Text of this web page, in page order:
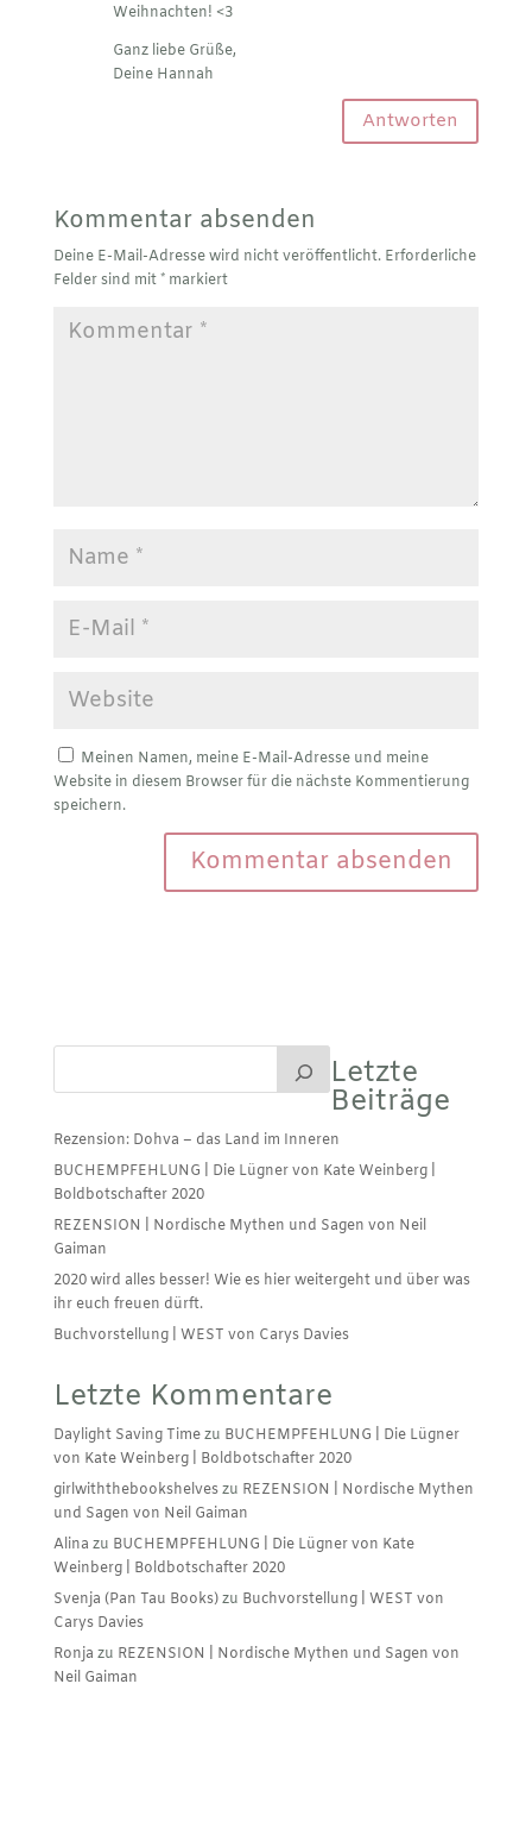
Weihnachten! <3
Ganz liebe Grüße,
Deine Hannah
Antworten
Kommentar absenden
Deine E-Mail-Adresse wird nicht veröffentlicht. Erforderliche
Felder sind mit*markiert
Meinen Namen, meine E-Mail-Adresse und meine
Website in diesem Browser für die nächste Kommentierung
speichern.
Letzte
Beiträge
Rezension: Dohva – das Land im Inneren
BUCHEMPFEHLUNG | Die Lügner von Kate Weinberg |
Boldbotschafter 2020
REZENSION | Nordische Mythen und Sagen von Neil
Gaiman
2020 wird alles besser! Wie es hier weitergeht und über was
ihr euch freuen dürft.
Buchvorstellung | WEST von Carys Davies
Letzte Kommentare
Daylight Saving Timezu BUCHEMPFEHLUNG | Die Lügner
von Kate Weinberg | Boldbotschafter 2020
girlwiththebookshelveszu REZENSION | Nordische Mythen
und Sagen von Neil Gaiman
Alina zu BUCHEMPFEHLUNG | Die Lügner von Kate
Weinberg | Boldbotschafter 2020
Svenja (Pan Tau Books)zu Buchvorstellung | WEST von
Carys Davies
Ronja zu REZENSION | Nordische Mythen und Sagen von
Neil Gaiman